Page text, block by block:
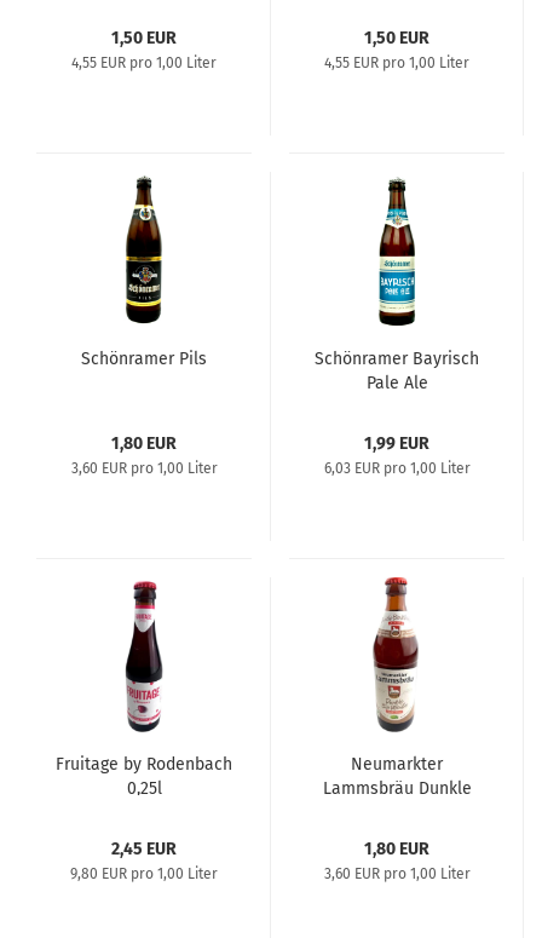
1,50 EUR
4,55 EUR pro 1,00 Liter
1,50 EUR
4,55 EUR pro 1,00 Liter
Schönramer Pils
1,80 EUR
3,60 EUR pro 1,00 Liter
Schönramer Bayrisch
Pale Ale
1,99 EUR
6,03 EUR pro 1,00 Liter
Fruitage by Rodenbach
0,25l
2,45 EUR
9,80 EUR pro 1,00 Liter
Neumarkter
Lammsbräu Dunkle
1,80 EUR
3,60 EUR pro 1,00 Liter